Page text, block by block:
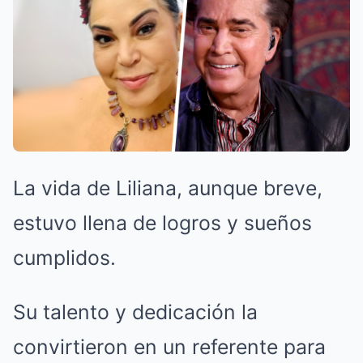
La vida de Liliana, aunque breve,
estuvo llena de logros y sueños
cumplidos.
Su talento y dedicación la
convirtieron en un referente para